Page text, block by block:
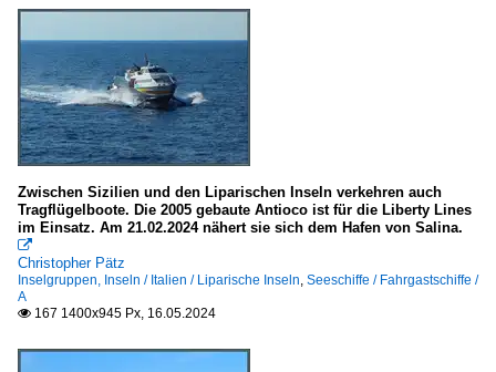
Zwischen Sizilien und den Liparischen Inseln verkehren auch
Tragflügelboote. Die 2005 gebaute Antioco ist für die Liberty Lines
im Einsatz. Am 21.02.2024 nähert sie sich dem Hafen von Salina.

Christopher Pätz
Inselgruppen, Inseln / Italien / Liparische Inseln Seeschiffe / Fahrgastschiffe /
A
 167 1400x945 Px, 16.05.2024